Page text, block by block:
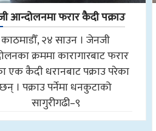
आन्दोलनमा फरार कैदी पक्राउ
काठमाडौँ, २४ साउन । जेनजी
क्रममा कारागारबाट फरार
एक कैदी धरानबाट पक्राउ परेका
छन् । पक्राउ पर्नेमा धनकुटाको
सागुरीगढी–९